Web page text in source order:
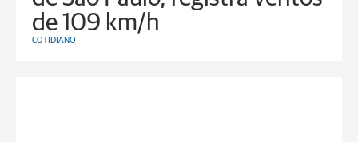
de 109 km/h
COTIDIANO